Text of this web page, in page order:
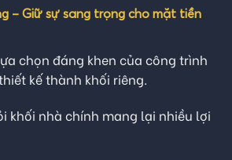
– Giữ sự sang trọng cho mặt tiền
chọn đáng khen của công trình
kế thành khối riêng.
khối nhà chính mang lại nhiều lợi